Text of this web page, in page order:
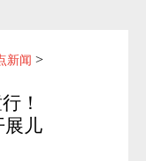
新闻 >
！
展儿